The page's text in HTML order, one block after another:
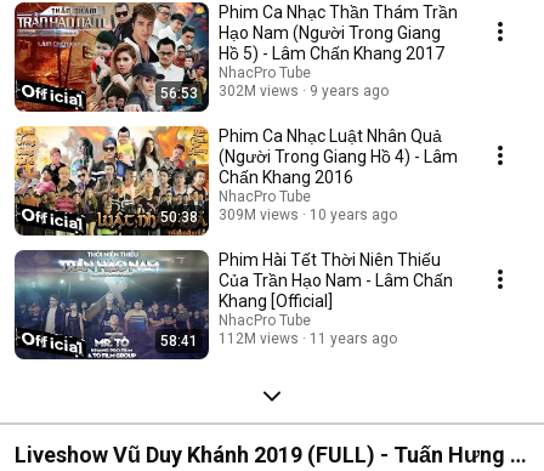
56:53
Phim Ca Nhạc Thần Thám Trần
Hạo Nam (Người Trong Giang
Hồ 5) - Lâm Chấn Khang 2017
NhacPro Tube
302M views
9 years ago
50:38
Phim Ca Nhạc Luật Nhân Quả
(Người Trong Giang Hồ 4) - Lâm
Chấn Khang 2016
NhacPro Tube
309M views
10 years ago
58:41
Phim Hài Tết Thời Niên Thiếu
Của Trần Hạo Nam - Lâm Chấn
Khang [Official]
NhacPro Tube
112M views
11 years ago
Liveshow Vũ Duy Khánh 2019 (FULL) - Tuấn Hưng ,